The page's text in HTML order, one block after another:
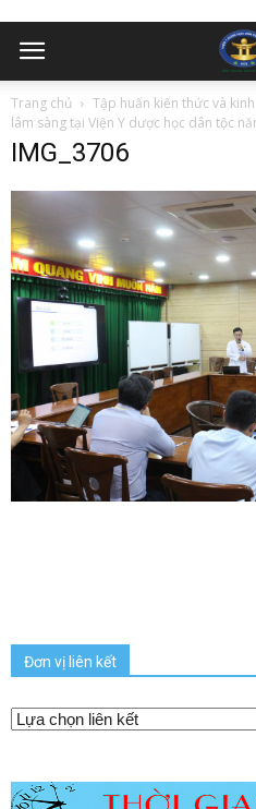
Trang chủ
Tập huấn kiến thức và
lâm sàng tại Viện Y dược học dân tộc
IMG_3706
Đơn vị liên kết